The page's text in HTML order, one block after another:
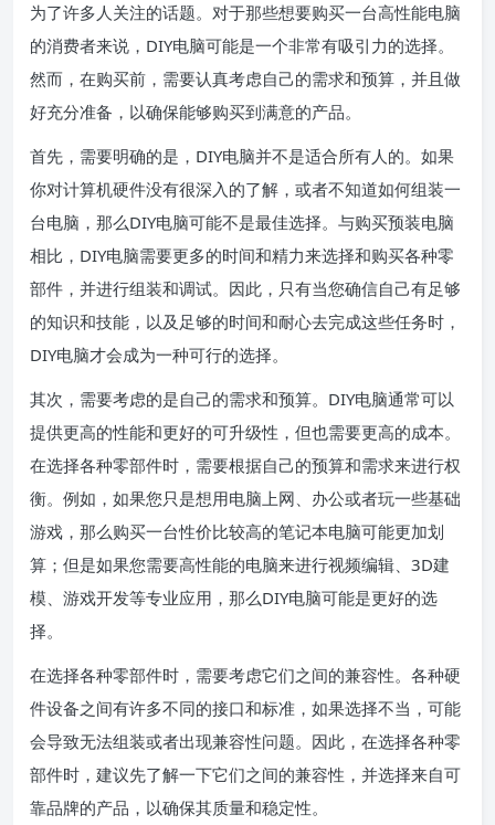
为了许多人关注的话题。对于那些想要购买一台高性能电脑
的消费者来说，DIY电脑可能是一个非常有吸引力的选择。
然而，在购买前，需要认真考虑自己的需求和预算，并且做
好充分准备，以确保能够购买到满意的产品。
首先，需要明确的是，DIY电脑并不是适合所有人的。如果
你对计算机硬件没有很深入的了解，或者不知道如何组装一
台电脑，那么DIY电脑可能不是最佳选择。与购买预装电脑
相比，DIY电脑需要更多的时间和精力来选择和购买各种零
部件，并进行组装和调试。因此，只有当您确信自己有足够
的知识和技能，以及足够的时间和耐心去完成这些任务时，
DIY电脑才会成为一种可行的选择。
其次，需要考虑的是自己的需求和预算。DIY电脑通常可以
提供更高的性能和更好的可升级性，但也需要更高的成本。
在选择各种零部件时，需要根据自己的预算和需求来进行权
衡。例如，如果您只是想用电脑上网、办公或者玩一些基础
游戏，那么购买一台性价比较高的笔记本电脑可能更加划
算；但是如果您需要高性能的电脑来进行视频编辑、3D建
模、游戏开发等专业应用，那么DIY电脑可能是更好的选
择。
在选择各种零部件时，需要考虑它们之间的兼容性。各种硬
件设备之间有许多不同的接口和标准，如果选择不当，可能
会导致无法组装或者出现兼容性问题。因此，在选择各种零
部件时，建议先了解一下它们之间的兼容性，并选择来自可
靠品牌的产品，以确保其质量和稳定性。